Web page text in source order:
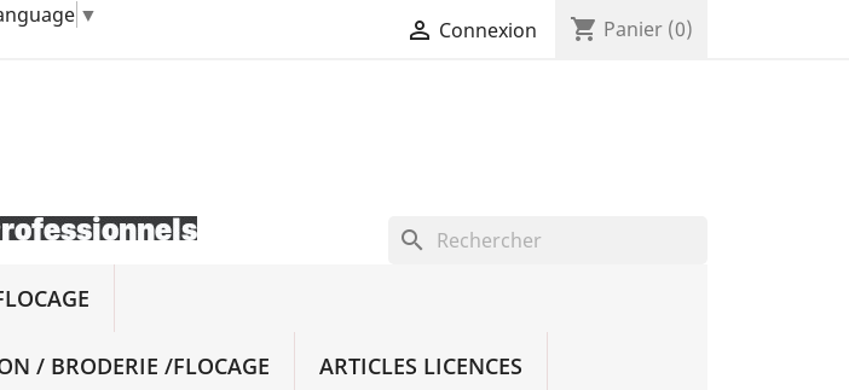
▼
 Connexion shopping_cart Panier (0)
search
/ BRODERIE /FLOCAGE ARTICLES LICENCES